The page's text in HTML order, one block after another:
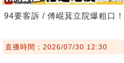
94要客訴 / 傅崐萁立院爆粗口
直播時間：2026/07/30 12:30